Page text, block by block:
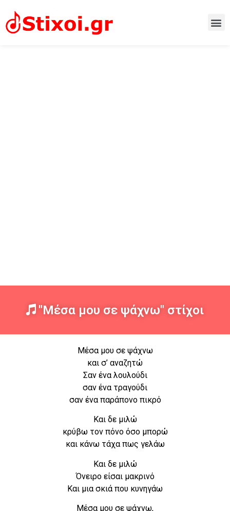
"Μέσα μου σε ψάχνω" στίχοι
Μέσα μου σε ψάχνω
και σ’ αναζητώ
Σαν ένα λουλούδι
σαν ένα τραγούδι
σαν ένα παράπονο πικρό
Και δε μιλώ
κρύβω τον πόνο όσο μπορώ
και κάνω τάχα πως γελάω
Και δε μιλώ
Όνειρο είσαι μακρινό
Και μια σκιά που κυνηγάω
Μέσα μου σε ψάχνω,